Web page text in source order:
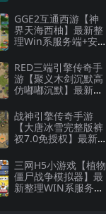
+授权GM后台+管理
后台+热更修改工具
+安卓+详细搭建教程
GGE2互通西游【神
界天海西柚】最新整
理Win系服务端+安卓
工具+全套源码+详细
搭建教程
RED三端引擎传奇手
游【聚义木剑沉默高
仿嘟嘟沉默】最新整
苹果PC三端+详细搭
建教程
战神引擎传奇手游
【大唐冰雪完整版裤
衩7.0免授权】最新整
GM授权后台+安卓苹
果双端+详细搭建教
程
三网H5小游戏【植物
僵尸战争模拟器】最
新整理WIN系服务端